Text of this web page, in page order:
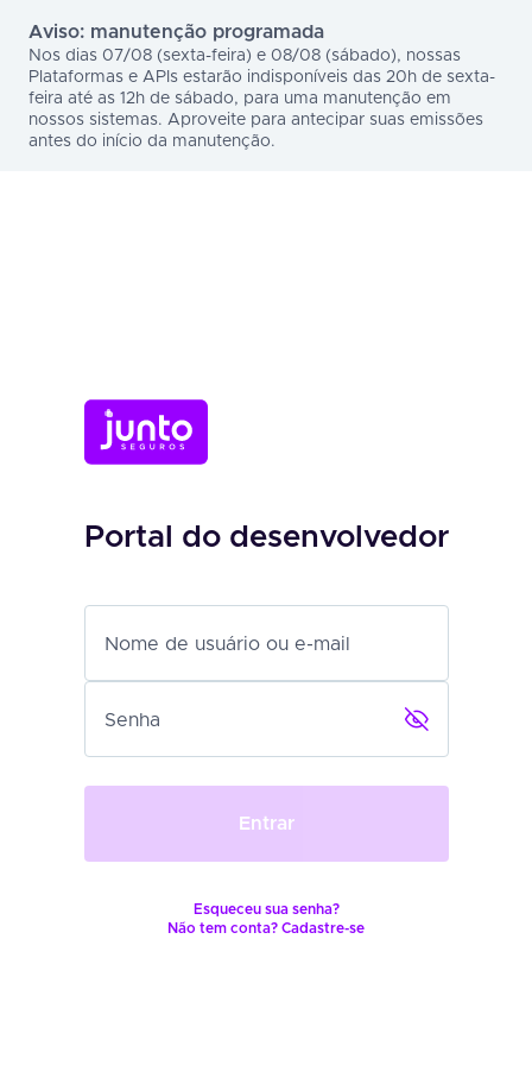
Portal do desenvolvedor
Nome de usuário ou e-mail
Senha
Entrar
Esqueceu sua senha?
Não tem conta? Cadastre-se
Aviso: manutenção programada
Nos dias 07/08 (sexta-feira) e 08/08 (sábado), nossas
Plataformas e APIs estarão indisponíveis das 20h de sexta-
feira até as 12h de sábado, para uma manutenção em
nossos sistemas. Aproveite para antecipar suas emissões
antes do início da manutenção.